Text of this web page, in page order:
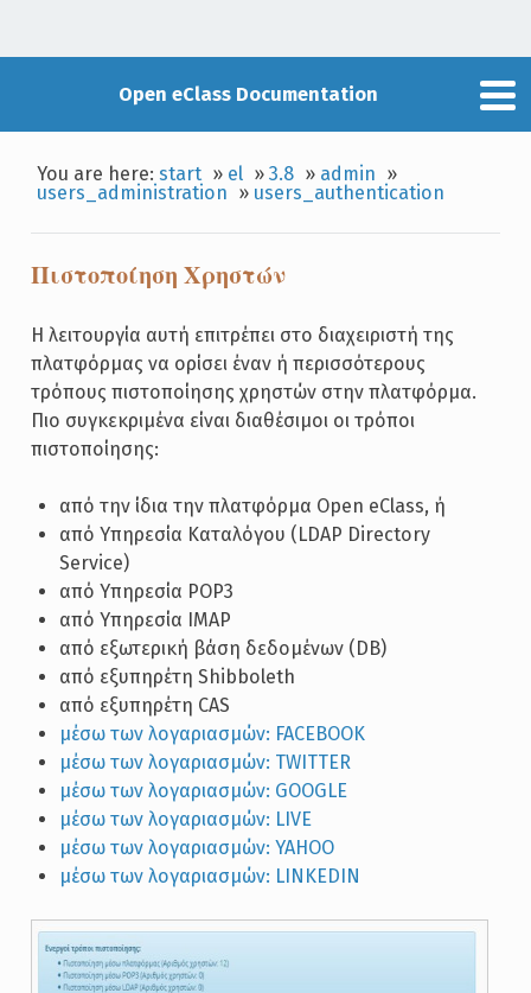
Open eClass Documentation
You are here:start » el »3.8 » admin »
users_administration » users_authentication
Πιστοποίηση Χρηστών
Η λειτουργία αυτή επιτρέπει στο διαχειριστή της
πλατφόρμας να ορίσει έναν ή περισσότερους
τρόπους πιστοποίησης χρηστών στην πλατφόρμα.
Πιο συγκεκριμένα είναι διαθέσιμοι οι τρόποι
πιστοποίησης:
από την ίδια την πλατφόρμα Open eClass, ή
από Υπηρεσία Καταλόγου (LDAP Directory
Service)
από Υπηρεσία POP3
από Υπηρεσία IMAP
από εξωτερική βάση δεδομένων (DB)
από εξυπηρέτη Shibboleth
από εξυπηρέτη CAS
μέσω των λογαριασμών: FACEBOOK
μέσω των λογαριασμών: TWITTER
μέσω των λογαριασμών: GOOGLE
μέσω των λογαριασμών: LIVE
μέσω των λογαριασμών: YAHOO
μέσω των λογαριασμών: LINKEDIN